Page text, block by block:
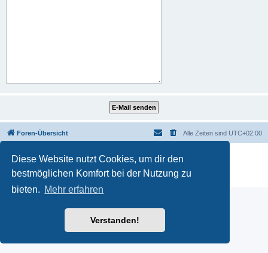
Diese Website nutzt Cookies, um dir den
bestmöglichen Komfort bei der Nutzung zu
bieten. Mehr erfahren
Verstanden!
Foren-Übersicht Alle Zeiten sind UTC+02:00
Powered by phpBB
® Forum Software © phpBB Limited
Deutsche Übersetzung durch
Datenschutz|Nutzungsbedingungen